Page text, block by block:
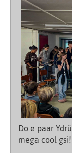
Do e paar
mega cool gsi!